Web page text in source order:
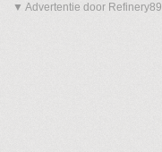
▼ Advertentie door Refinery89